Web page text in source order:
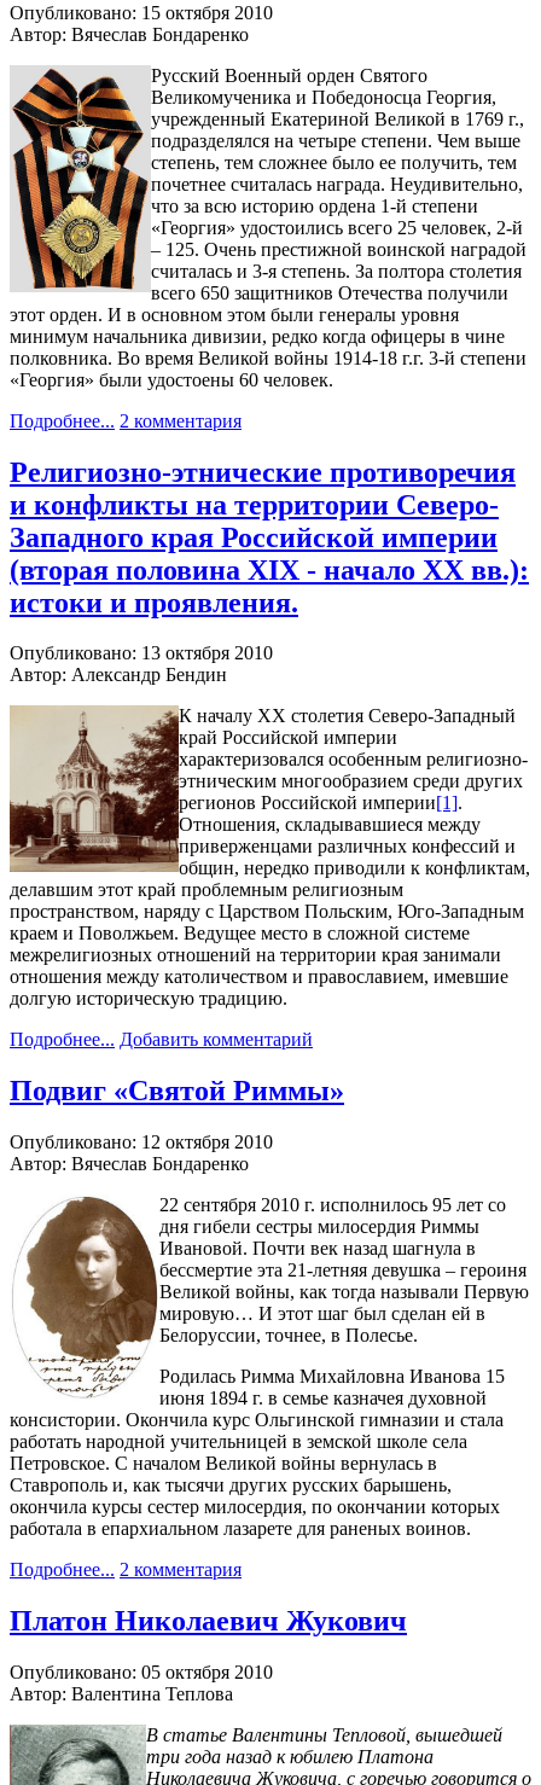
Опубликовано: 15 октября 2010
Автор: Вячеслав Бондаренко
Русский Военный орден Святого
Великомученика и Победоносца Георгия,
учрежденный Екатериной Великой в 1769 г.,
подразделялся на четыре степени. Чем выше
степень, тем сложнее было ее получить, тем
почетнее считалась награда. Неудивительно,
что за всю историю ордена 1-й степени
«Георгия» удостоились всего 25 человек, 2-й
– 125. Очень престижной воинской наградой
считалась и 3-я степень. За полтора столетия
всего 650 защитников Отечества получили
этот орден. И в основном этом были генералы уровня
минимум начальника дивизии, редко когда офицеры в чине
полковника. Во время Великой войны 1914-18 г.г. 3-й степени
«Георгия» были удостоены 60 человек.
Подробнее... 2 комментария
Религиозно-этнические противоречия
и конфликты на территории Северо-
Западного края Российской империи
(вторая половина XIX - начало XX вв.):
истоки и проявления.
Опубликовано: 13 октября 2010
Автор: Александр Бендин
К началу XX столетия Северо-Западный
край Российской империи
характеризовался особенным религиозно-
этническим многообразием среди других
регионов Российской империи[1].
Отношения, складывавшиеся между
приверженцами различных конфессий и
общин, нередко приводили к конфликтам,
делавшим этот край проблемным религиозным
пространством, наряду с Царством Польским, Юго-Западным
краем и Поволжьем. Ведущее место в сложной системе
межрелигиозных отношений на территории края занимали
отношения между католичеством и православием, имевшие
долгую историческую традицию.
Подробнее... Добавить комментарий
Подвиг «Святой Риммы»
Опубликовано: 12 октября 2010
Автор: Вячеслав Бондаренко
22 сентября 2010 г. исполнилось 95 лет со
дня гибели сестры милосердия Риммы
Ивановой. Почти век назад шагнула в
бессмертие эта 21-летняя девушка – героиня
Великой войны, как тогда называли Первую
мировую… И этот шаг был сделан ей в
Белоруссии, точнее, в Полесье.
Родилась Римма Михайловна Иванова 15
июня 1894 г. в семье казначея духовной
консистории. Окончила курс Ольгинской гимназии и стала
работать народной учительницей в земской школе села
Петровское. С началом Великой войны вернулась в
Ставрополь и, как тысячи других русских барышень,
окончила курсы сестер милосердия, по окончании которых
работала в епархиальном лазарете для раненых воинов.
Подробнее... 2 комментария
Платон Николаевич Жукович
Опубликовано: 05 октября 2010
Автор: Валентина Теплова
В статье Валентины Тепловой, вышедшей
три года назад к юбилею Платона
Николаевича Жуковича, с горечью говорится о